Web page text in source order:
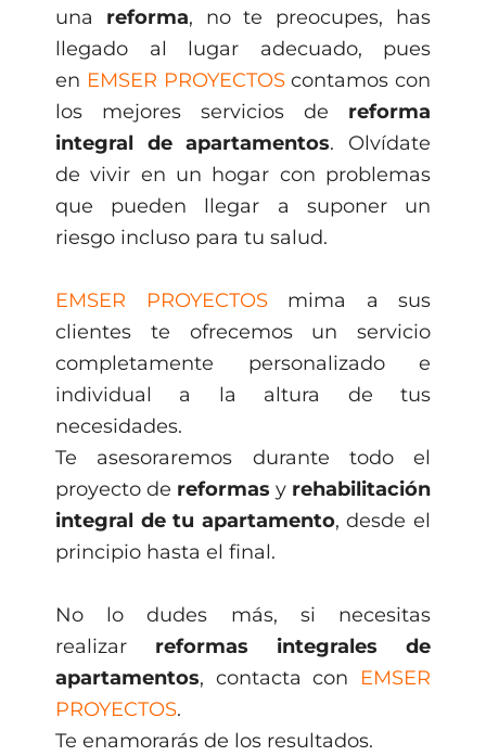
una reforma, no te preocupes, has
llegado al lugar adecuado, pues
en EMSER PROYECTOScontamos con
los mejores servicios de reforma
integral de apartamentos. Olvídate
de vivir en un hogar con problemas
que pueden llegar a suponer un
riesgo incluso para tu salud.
EMSER PROYECTOSmima a sus
clientes te ofrecemos un servicio
completamente personalizado e
individual a la altura de tus
necesidades.
Te asesoraremos durante todo el
proyecto de reformas y rehabilitación
integral de tu apartamento, desde el
principio hasta el final.
No lo dudes más, si necesitas
realizar reformas integrales de
apartamentos, contacta con EMSER
PROYECTOS.
Te enamorarás de los resultados.